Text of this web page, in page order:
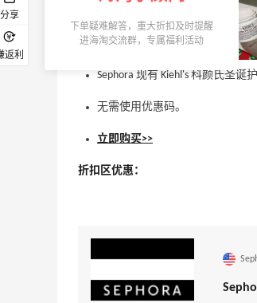
Sephora 现有 Kiehl's 科颜氏圣诞
无需使用优惠码。
立即购买>>
折扣区优惠：
分享
返利
下单疑难解答，重大折扣及时提醒
进海淘交流群，专属福利活动